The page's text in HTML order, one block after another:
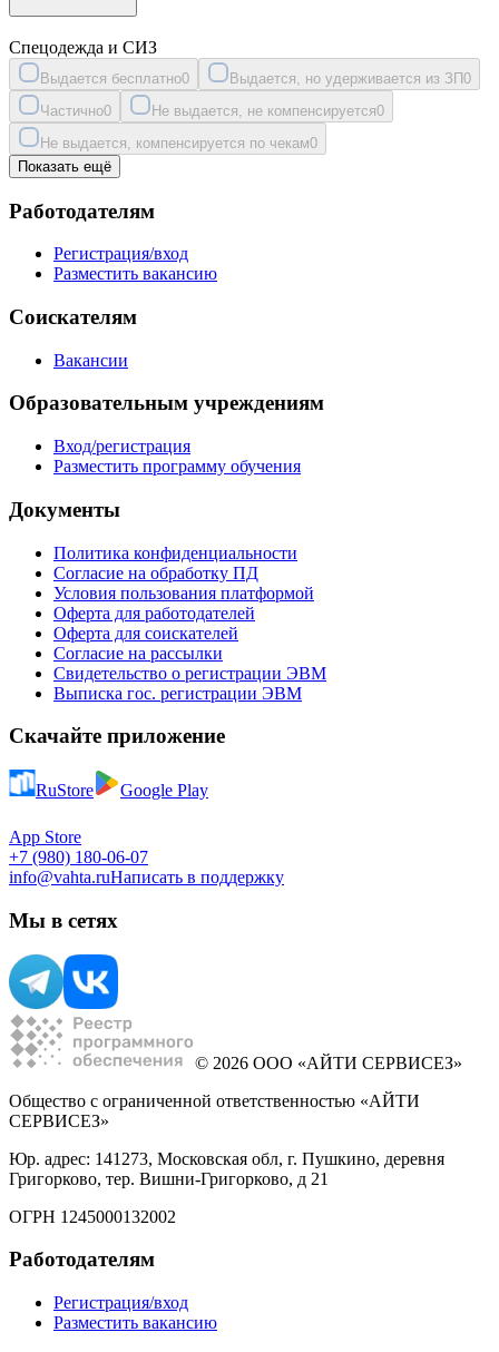
Спецодежда и СИЗ
Выдается бесплатно0 Выдается, но удерживается из ЗП0
Частично0 Не выдается, не компенсируется0
Не выдается, компенсируется по чекам0
Показать ещё
Работодателям
Регистрация/вход
Разместить вакансию
Соискателям
Вакансии
Образовательным учреждениям
Вход/регистрация
Разместить программу обучения
Документы
Политика конфиденциальности
Согласие на обработку ПД
Условия пользования платформой
Оферта для работодателей
Оферта для соискателей
Согласие на рассылки
Свидетельство о регистрации ЭВМ
Выписка гос. регистрации ЭВМ
Скачайте приложение
RuStore Google Play
App Store
+7 (980) 180-06-07
info@vahta.ruНаписать в поддержку
Мы в сетях
© 2026 ООО «АЙТИ СЕРВИСЕЗ»
Общество с ограниченной ответственностью «АЙТИ
СЕРВИСЕЗ»
Юр. адрес: 141273, Московская обл, г. Пушкино, деревня
Григорково, тер. Вишни-Григорково, д 21
ОГРН 1245000132002
Работодателям
Регистрация/вход
Разместить вакансию